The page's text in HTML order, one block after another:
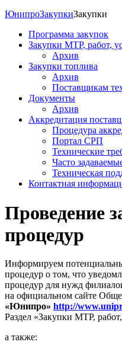
ЮнипроЗакупкиЗакупки
Программа закупок
Закупки МТР, работ,
Архив
Закупки топлива
Архив
Поставщикам
Документы
Архив
Аккредитация
Процедура
Портал СРП
Технические
Часто
Техническая
Контактная
Проведение
процедур
Информируем
процедур о том, что
процедур для нужд
на официальном сайте
«Юнипро» http://
Раздел «Закупки МТР,
а также: